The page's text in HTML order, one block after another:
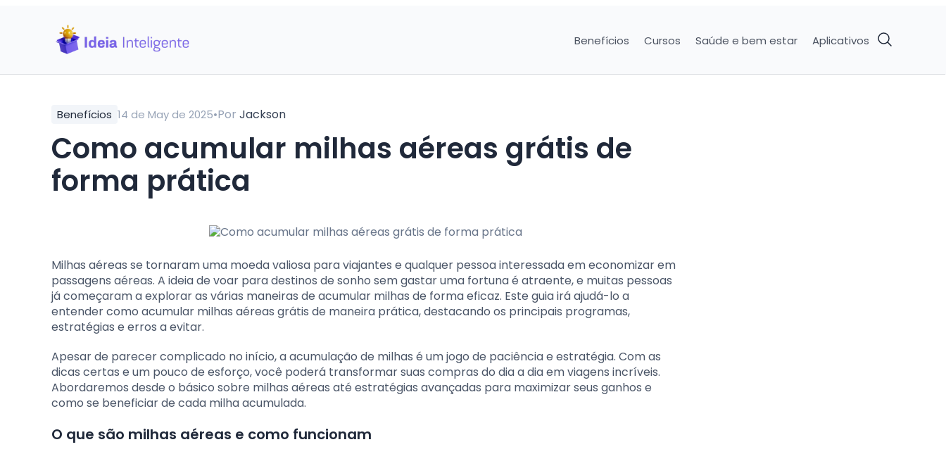
Benefícios Cursos Saúde e bem estar Aplicativos
Benefícios 14 de May de 2025•Por Jackson
Como acumular milhas aéreas grátis de
forma prática
Milhas aéreas se tornaram uma moeda valiosa para viajantes e qualquer pessoa interessada em economizar em
passagens aéreas. A ideia de voar para destinos de sonho sem gastar uma fortuna é atraente, e muitas pessoas
já começaram a explorar as várias maneiras de acumular milhas de forma eficaz. Este guia irá ajudá-lo a
entender como acumular milhas aéreas grátis de maneira prática, destacando os principais programas,
estratégias e erros a evitar.
Apesar de parecer complicado no início, a acumulação de milhas é um jogo de paciência e estratégia. Com as
dicas certas e um pouco de esforço, você poderá transformar suas compras do dia a dia em viagens incríveis.
Abordaremos desde o básico sobre milhas aéreas até estratégias avançadas para maximizar seus ganhos e
como se beneficiar de cada milha acumulada.
O que são milhas aéreas e como funcionam